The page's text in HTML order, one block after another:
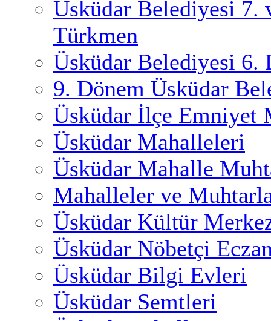
Üsküdar Belediyesi 7.
Türkmen
Üsküdar Belediyesi 6.
9. Dönem Üsküdar
Üsküdar İlçe Emniyet
Üsküdar Mahalleleri
Üsküdar Mahalle
Mahalleler ve
Üsküdar Kültür
Üsküdar Nöbetçi
Üsküdar Bilgi Evleri
Üsküdar Semtleri